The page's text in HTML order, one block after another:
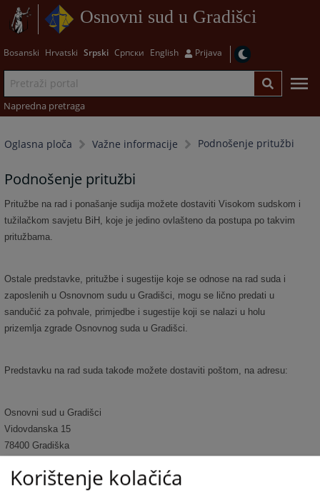
Osnovni sud u Gradišci
Bosanski Hrvatski Srpski Српски English Prijava
Napredna pretraga
Oglasna ploča Važne informacije Podnošenje pritužbi
Podnošenje pritužbi
Pritužbe na rad i ponašanje sudija možete dostaviti Visokom sudskom i
tužilačkom savjetu BiH, koje je jedino ovlašteno da postupa po takvim
pritužbama.
Ostale predstavke, pritužbe i sugestije koje se odnose na rad suda i
zaposlenih u Osnovnom sudu u Gradišci, mogu se lično predati u
sandučić za pohvale, primjedbe i sugestije koji se nalazi u holu
prizemlja zgrade Osnovnog suda u Gradišci.
Predstavku na rad suda takođe možete dostaviti poštom, na adresu:
Osnovni sud u Gradišci
Vidovdanska 15
78400 Gradiška
Bosna i Hercegovina
Korištenje kolačića